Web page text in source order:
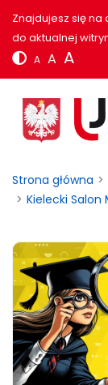
Znajdujesz się
do aktualnej
A A A
Strona główna
Kielecki Salon